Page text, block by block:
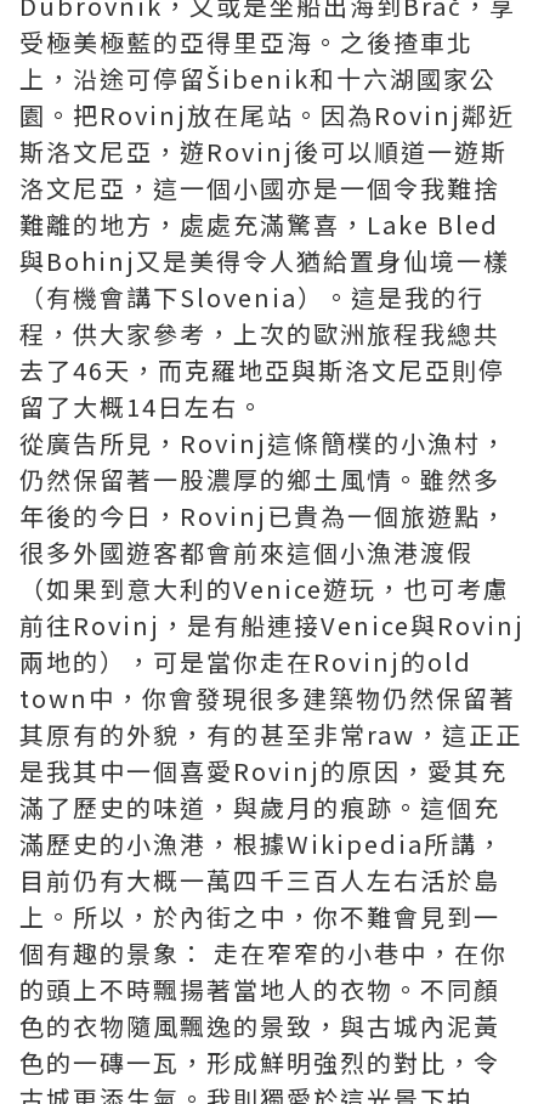
受極美極藍的亞得里亞海。之後揸車北
上，沿途可停留Šibenik和十六湖國家公
園。把Rovinj放在尾站。因為Rovinj鄰近
斯洛文尼亞，遊Rovinj後可以順道一遊斯
洛文尼亞，這一個小國亦是一個令我難捨
難離的地方，處處充滿驚喜，Lake Bled
與Bohinj又是美得令人猶給置身仙境一樣
（有機會講下Slovenia）。這是我的行
程，供大家參考，上次的歐洲旅程我總共
去了46天，而克羅地亞與斯洛文尼亞則停
留了大概14日左右。
從廣告所見，Rovinj這條簡樸的小漁村，
仍然保留著一股濃厚的鄉土風情。雖然多
年後的今日，Rovinj已貴為一個旅遊點，
很多外國遊客都會前來這個小漁港渡假
（如果到意大利的Venice遊玩，也可考慮
前往Rovinj，是有船連接Venice與Rovinj
兩地的），可是當你走在Rovinj的old
town中，你會發現很多建築物仍然保留著
其原有的外貌，有的甚至非常raw，這正正
是我其中一個喜愛Rovinj的原因，愛其充
滿了歷史的味道，與歲月的痕跡。這個充
滿歷史的小漁港，根據Wikipedia所講，
目前仍有大概一萬四千三百人左右活於島
上。所以，於內街之中，你不難會見到一
個有趣的景象： 走在窄窄的小巷中，在你
的頭上不時飄揚著當地人的衣物。不同顏
色的衣物隨風飄逸的景致，與古城內泥黃
色的一磚一瓦，形成鮮明強烈的對比，令